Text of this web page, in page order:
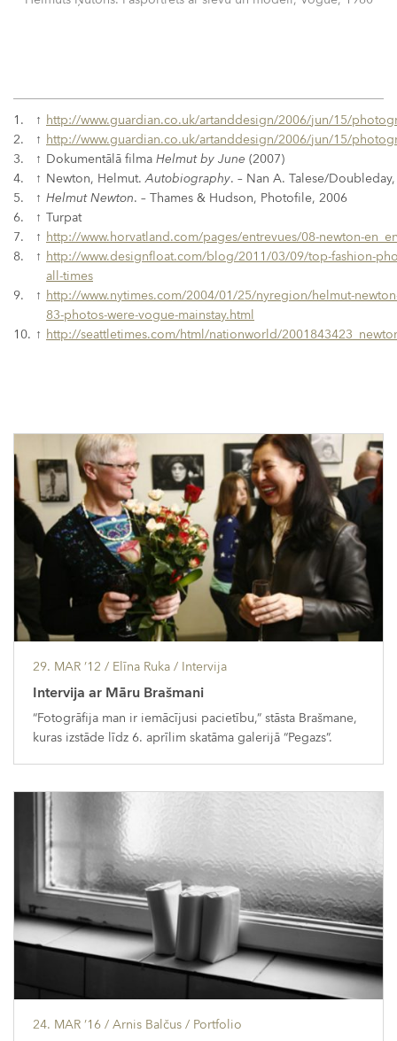
1. ↑ http://www.guardian.co.uk/artanddesign/2006/jun/15/
2.
↑ http://www.guardian.co.uk/artanddesign/2006/jun/15/
3.
↑ Dokumentālā filma Helmut by June (2007)
4.
↑ Newton, Helmut.Autobiography. – Nan A. Talese/
5.
↑ Helmut Newton. – Thames & Hudson, Photofile, 2006
6.
↑ Turpat
7.
↑ http://www.horvatland.com/pages/entrevues/08-newton-
8.
↑ http://www.designfloat.com/blog/2011/03/09/top-fashion-
all-times
9.
↑ http://www.nytimes.com/2004/01/25/nyregion/helmut-
83-photos-were-vogue-mainstay.html
10. ↑ http://seattletimes.com/html/nationworld/
29. MAR ’12 / Elīna Ruka / Intervija
Intervija ar Māru Brašmani
“Fotogrāfija man ir iemācījusi pacietību,” stāsta Brašmane,
kuras izstāde līdz 6. aprīlim skatāma galerijā “Pegazs”.
24. MAR ’16 / Arnis Balčus / Portfolio